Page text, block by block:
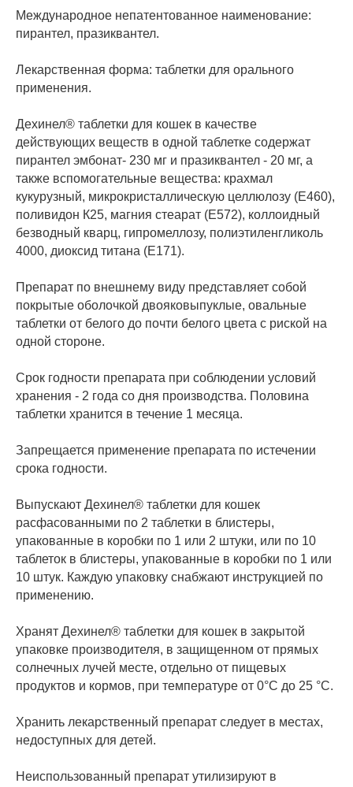
Международное непатентованное наименование:
пирантел, празиквантел.
Лекарственная форма: таблетки для орального
применения.
Дехинел® таблетки для кошек в качестве
действующих веществ в одной таблетке содержат
пирантел эмбонат- 230 мг и празиквантел - 20 мг, а
также вспомогательные вещества: крахмал
кукурузный, микрокристаллическую целлюлозу (Е460),
поливидон К25, магния стеарат (Е572), коллоидный
безводный кварц, гипромеллозу, полиэтиленгликоль
4000, диоксид титана (Е171).
Препарат по внешнему виду представляет собой
покрытые оболочкой двояковыпуклые, овальные
таблетки от белого до почти белого цвета с риской на
одной стороне.
Срок годности препарата при соблюдении условий
хранения - 2 года со дня производства. Половина
таблетки хранится в течение 1 месяца.
Запрещается применение препарата по истечении
срока годности.
Выпускают Дехинел® таблетки для кошек
расфасованными по 2 таблетки в блистеры,
упакованные в коробки по 1 или 2 штуки, или по 10
таблеток в блистеры, упакованные в коробки по 1 или
10 штук. Каждую упаковку снабжают инструкцией по
применению.
Хранят Дехинел® таблетки для кошек в закрытой
упаковке производителя, в защищенном от прямых
солнечных лучей месте, отдельно от пищевых
продуктов и кормов, при температуре от 0°С до 25 °С.
Хранить лекарственный препарат следует в местах,
недоступных для детей.
Неиспользованный препарат утилизируют в